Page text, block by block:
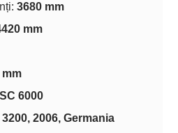
3680 mm
mm
mm
6000
2006, Germania